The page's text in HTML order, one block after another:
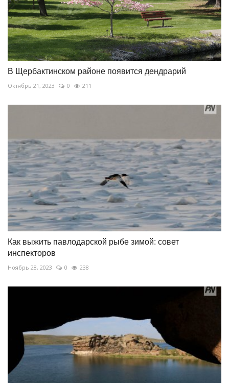
В Щербактинском районе появится дендрарий
Октябрь 21, 2023 0 211
Как выжить павлодарской рыбе зимой: совет
инспекторов
Ноябрь 28, 2023 0 238